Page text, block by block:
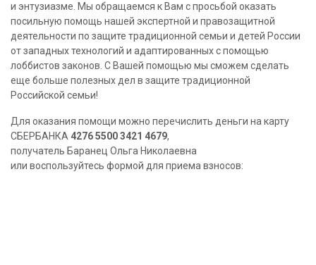
и энтузиазме. Мы обращаемся к Вам с просьбой оказать
посильную помощь нашей экспертной и правозащитной
деятельности по защите традиционной семьи и детей России
от западных технологий и адаптированных с помощью
лоббистов законов. С Вашей помощью мы сможем сделать
еще больше полезных дел в защите традиционной
Российской семьи!
Для оказания помощи можно перечислить деньги на карту
СБЕРБАНКА 4276 5500 3421 4679,
получатель Баранец Ольга Николаевна
или воспользуйтесь формой для приема взносов: